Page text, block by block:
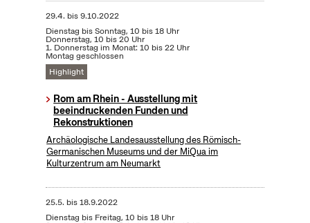
29.4. bis9.10.2022
Dienstag bis Sonntag, 10 bis 18 Uhr
Donnerstag, 10 bis 20 Uhr
1. Donnerstag im Monat: 10 bis 22 Uhr
Montag geschlossen
Highlight
Rom am Rhein - Ausstellung mit
beeindruckenden Funden und
Rekonstruktionen
Archäologische Landesausstellung des Römisch-
Germanischen Museums und der MiQua im
Kulturzentrum am Neumarkt
25.5. bis18.9.2022
Dienstag bis Freitag, 10 bis 18 Uhr